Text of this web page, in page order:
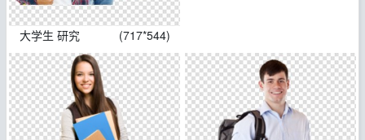
大学生 研究 (717*544)